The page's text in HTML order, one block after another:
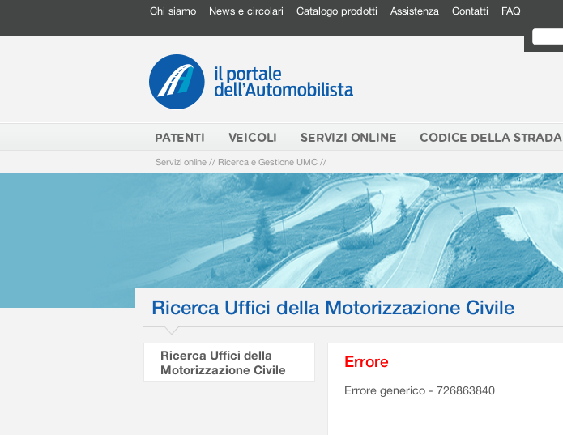
Chi siamo News e circolari Catalogo prodotti Assistenza Contatti FAQ
PATENTI VEICOLI SERVIZI ONLINE CODICE DELLA STRADA
Servizi online // Ricerca e Gestione UMC //
Ricerca Uffici della Motorizzazione Civile
Ricerca Uffici della
Motorizzazione Civile
Errore
Errore generico - 726863840